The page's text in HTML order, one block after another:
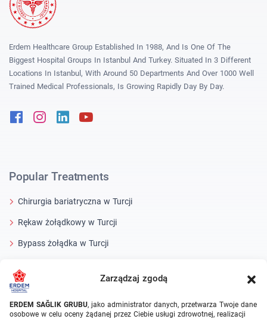
Zarządzaj zgodą
ERDEM SAĞLIK GRUBU, jako administrator danych, przetwarza Twoje dane
osobowe w celu oceny żądanej przez Ciebie usługi zdrowotnej, realizacji
Erdem Healthcare Group Established In 1988, And Is One Of The
Biggest Hospital Groups In Istanbul And Turkey. Situated In 3 Different
Locations In Istanbul, With Around 50 Departments And Over 1000 Well
Trained Medical Professionals, Is Growing Rapidly Day By Day.
FacebookInstagram
Linkedin
Popular Treatments
Chirurgia bariatryczna w Turcji
Rękaw żołądkowy w Turcji
Bypass żołądka w Turcji
HIFU w Turcji
Operacja rozdarcia łąkotki w Turcji